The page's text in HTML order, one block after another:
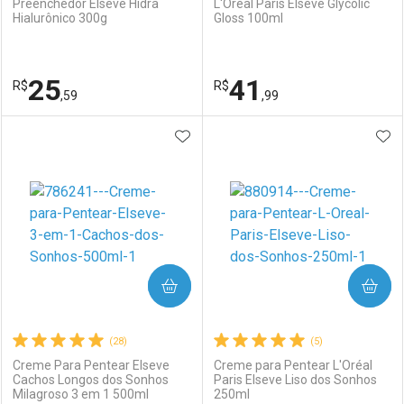
Ativar Desconto
Comprar sem Desconto
Por R$ 41,99/cada
Por R$ 41,99/cada
Comprar sem Desconto
Por R$ 52,59/cada
Por R$ 52,59/cada
Preenchedor Elseve Hidra
Hialurônico 300g
R$25,59
Laboratório
Por Menos
L'Oréal Paris Elseve Glycolic
Gloss 100ml
R$41 ,99
Laboratório
Por Menos
(28)
Creme Para Pentear Elseve
Cachos Longos dos Sonhos
Milagroso 3 em 1 500ml
ADICIONAR AOS FAVORITOS
COMPRAR
(5)
Creme para Pentear L'Oréal
Paris Elseve Liso dos Sonhos
250ml
COMPRAR